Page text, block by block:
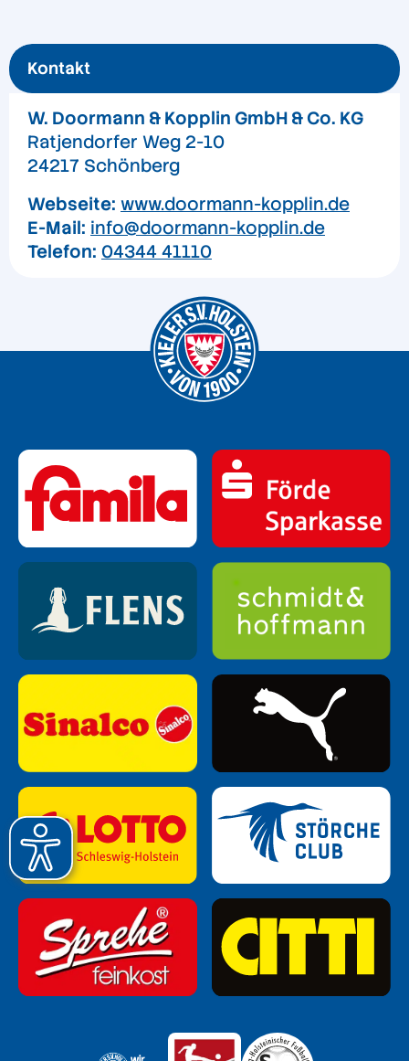
Kontakt
W. Doormann & Kopplin GmbH & Co. KG
Ratjendorfer Weg 2-10
24217 Schönberg
Webseite: www.doormann-kopplin.de
E-Mail: info@doormann-kopplin.de
Telefon: 04344 41110